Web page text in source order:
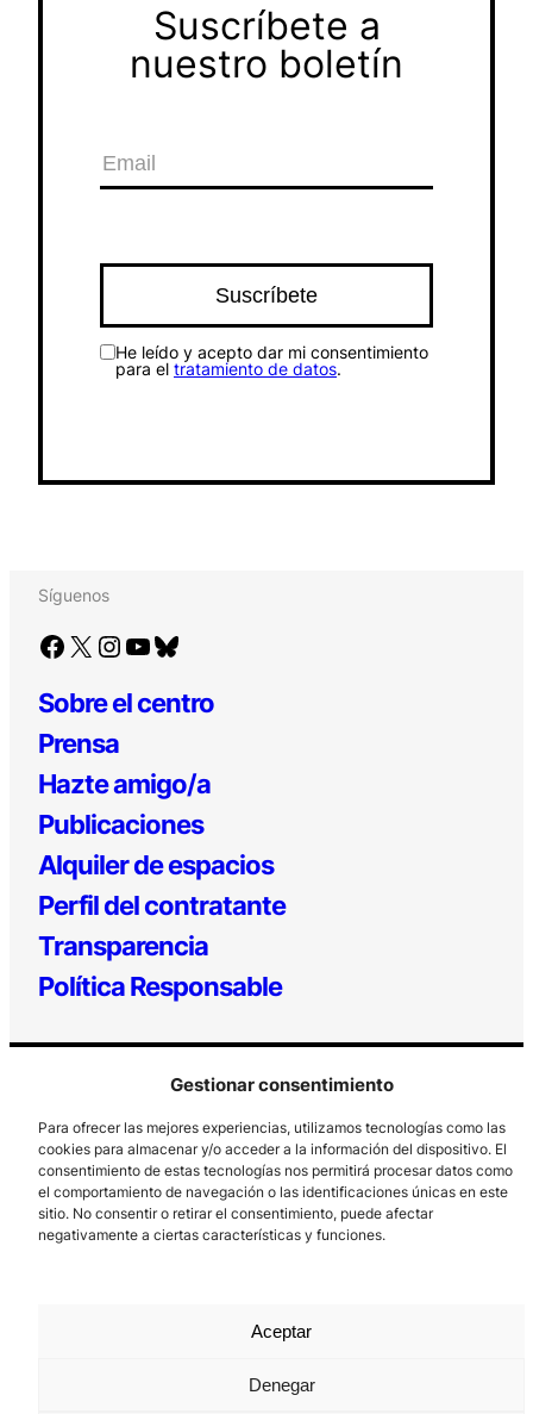
Gestionar consentimiento
Para ofrecer las mejores experiencias, utilizamos tecnologías como las
cookies para almacenar y/o acceder a la información del dispositivo. El
consentimiento de estas tecnologías nos permitirá procesar datos como
el comportamiento de navegación o las identificaciones únicas en este
sitio. No consentir o retirar el consentimiento, puede afectar
negativamente a ciertas características y funciones.
Aceptar
Denegar
Suscríbete a
nuestro boletín
He leído y acepto dar mi consentimiento
para el tratamiento de datos.
Síguenos
Facebook X Instagram YouTube Bluesky
Sobre el centro
Prensa
Hazte amigo/a
Publicaciones
Alquiler de espacios
Perfil del contratante
Transparencia
Política Responsable
Los Prados, 121 – 33203 Gijón
985 185 577 – info@laboralcentrodearte.org